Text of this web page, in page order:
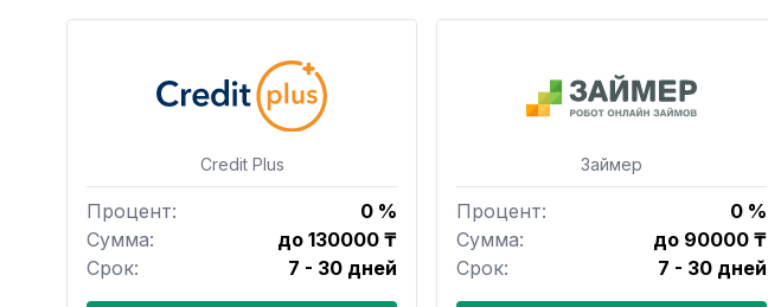
Credit Plus
Процент:
0 %
Сумма:
до 130000 ₸
Срок:
7 - 30 дней
Займер
Процент:
0 %
Сумма:
до 90000 ₸
Срок:
7 - 30 дней